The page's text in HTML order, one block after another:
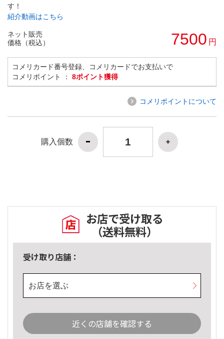
す！
紹介動画はこちら
ネット販売
価格（税込）
7500 円
コメリカード番号登録、コメリカードでお支払いで
コメリポイント ： 8ポイント獲得
コメリポイントについて
購入個数
お店で受け取る
（送料無料）
受け取り店舗：
お店を選ぶ
近くの店舗を確認する